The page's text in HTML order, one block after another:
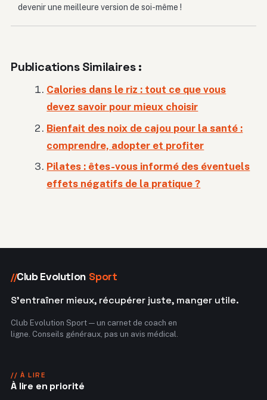
devenir une meilleure version de soi-même !
Publications Similaires :
Calories dans le riz : tout ce que vous
devez savoir pour mieux choisir
Bienfait des noix de cajou pour la santé :
comprendre, adopter et profiter
Pilates : êtes-vous informé des éventuels
effets négatifs de la pratique ?
//Club Evolution Sport
S'entraîner mieux, récupérer juste, manger utile.
Club Evolution Sport — un carnet de coach en
ligne. Conseils généraux, pas un avis médical.
// À LIRE
À lire en priorité